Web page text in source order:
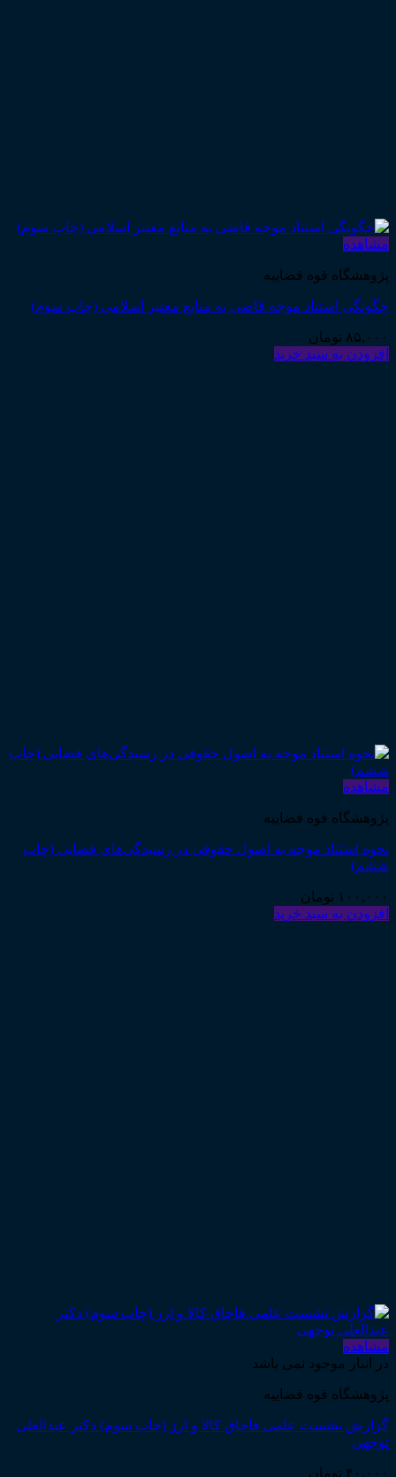
مشاهده
پژوهشگاه قوه قضاییه
چگونگی استناد موجه قاضی به منابع معتبر اسلامی (چاپ سوم)
۸۵,۰۰۰ تومان
افزودن به سبد خرید
مشاهده
پژوهشگاه قوه قضاییه
نحوه استناد موجه به اصول حقوقی در رسیدگی‌های قضایی (چاپ
ششم)
۱۰۰,۰۰۰ تومان
افزودن به سبد خرید
مشاهده
در انبار موجود نمی باشد
پژوهشگاه قوه قضاییه
گزارش نشست علمی قاچاق کالا و ارز (چاپ سوم) دکتر عبدالعلی
توجهی
۴۰,۰۰۰ تومان